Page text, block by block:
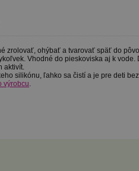
zrolovať, ohýbať a tvarovať späť do
Vhodné do pieskoviska aj k
aktivít.
silikónu, ľahko sa čistí a je pre deti
výrobcu.